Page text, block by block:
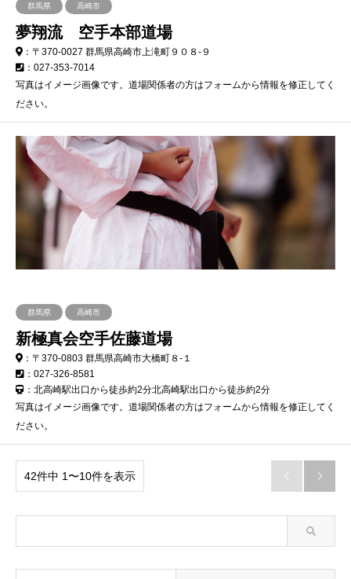
群馬県 高崎市
夢翔流 空手本部道場
：〒370-0027 群馬県高崎市上滝町９０８-９
：027-353-7014
写真はイメージ画像です。道場関係者の方はフォームから情報を修正してく
ださい。
群馬県 高崎市
新極真会空手佐藤道場
：〒370-0803 群馬県高崎市大橋町８-１
：027-326-8581
：北高崎駅出口から徒歩約2分北高崎駅出口から徒歩約2分
写真はイメージ画像です。道場関係者の方はフォームから情報を修正してく
ださい。
42件中 1〜10件を表示  